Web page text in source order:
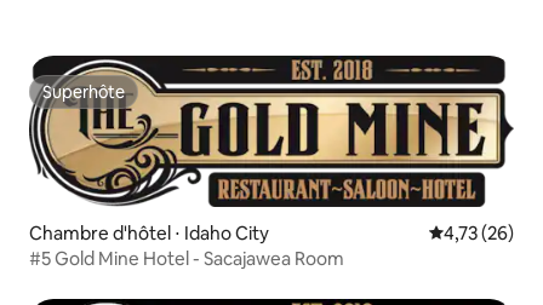
Superhôte
Superhôte
Chambre d'hôtel ⋅ Idaho City Évaluation
4,73 (26)
#5 Gold Mine Hotel - Sacajawea Room